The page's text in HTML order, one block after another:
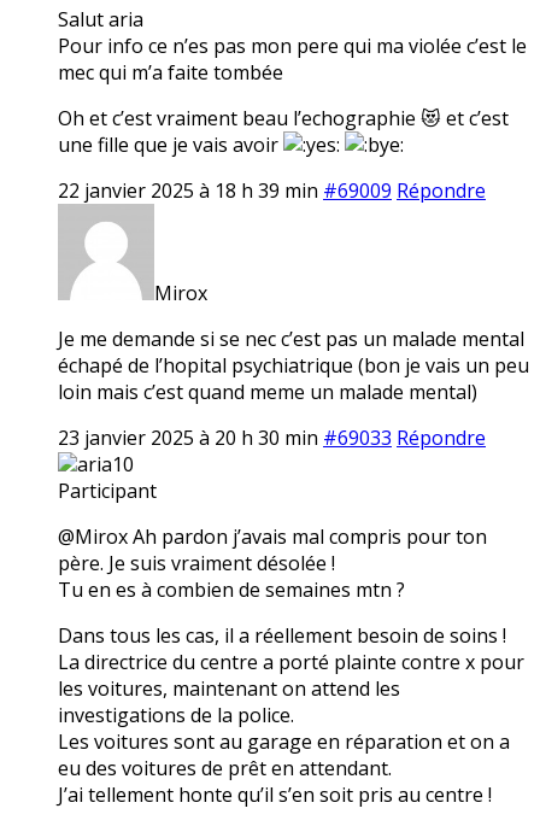
Salut aria
Pour info ce n’es pas mon pere qui ma violée c’est le
mec qui m’a faite tombée
Oh et c’est vraiment beau l’echographie 😻 et c’est
une fille que je vais avoir
22 janvier 2025 à 18 h 39 min #69009 Répondre
Mirox
Je me demande si se nec c’est pas un malade mental
échapé de l’hopital psychiatrique (bon je vais un peu
loin mais c’est quand meme un malade mental)
23 janvier 2025 à 20 h 30 min #69033 Répondre
aria10
Participant
@Mirox Ah pardon j’avais mal compris pour ton
père. Je suis vraiment désolée !
Tu en es à combien de semaines mtn ?
Dans tous les cas, il a réellement besoin de soins !
La directrice du centre a porté plainte contre x pour
les voitures, maintenant on attend les
investigations de la police.
Les voitures sont au garage en réparation et on a
eu des voitures de prêt en attendant.
J’ai tellement honte qu’il s’en soit pris au centre !